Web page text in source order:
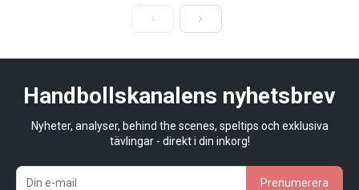
Handbollskanalens nyhetsbrev
Nyheter, analyser, behind the scenes, speltips och exklusiva
tävlingar - direkt i din inkorg!
Prenumerera